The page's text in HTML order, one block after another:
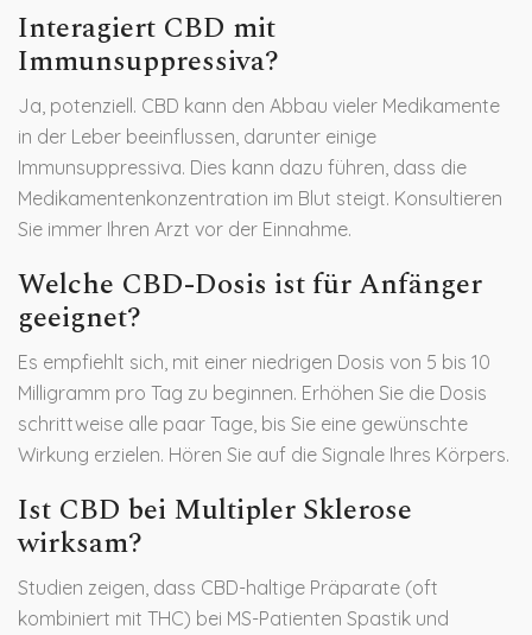
Interagiert CBD mit
Immunsuppressiva?
Ja, potenziell. CBD kann den Abbau vieler Medikamente
in der Leber beeinflussen, darunter einige
Immunsuppressiva. Dies kann dazu führen, dass die
Medikamentenkonzentration im Blut steigt. Konsultieren
Sie immer Ihren Arzt vor der Einnahme.
Welche CBD-Dosis ist für Anfänger
geeignet?
Es empfiehlt sich, mit einer niedrigen Dosis von 5 bis 10
Milligramm pro Tag zu beginnen. Erhöhen Sie die Dosis
schrittweise alle paar Tage, bis Sie eine gewünschte
Wirkung erzielen. Hören Sie auf die Signale Ihres Körpers.
Ist CBD bei Multipler Sklerose
wirksam?
Studien zeigen, dass CBD-haltige Präparate (oft
kombiniert mit THC) bei MS-Patienten Spastik und